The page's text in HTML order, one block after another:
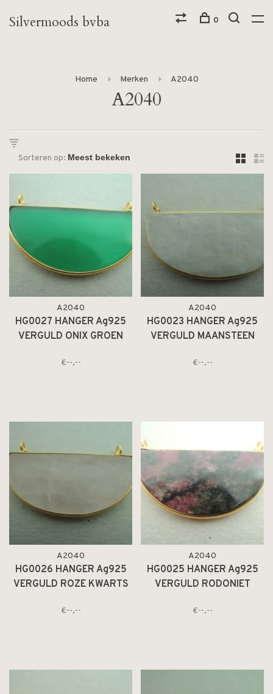
Silvermoods bvba 0
Home Merken A2040
A2040
Sorteren op:
A2040
HG0027 HANGER Ag925
VERGULD ONIX GROEN
MET 2 OGEN
€--,--
A2040
HG0023 HANGER Ag925
VERGULD MAANSTEEN
MAAN MET 2 OGEN
€--,--
A2040
HG0026 HANGER Ag925
VERGULD ROZE KWARTS
MET 2 OGEN
€--,--
A2040
HG0025 HANGER Ag925
VERGULD RODONIET
MAAN MET 2 OGEN
€--,--